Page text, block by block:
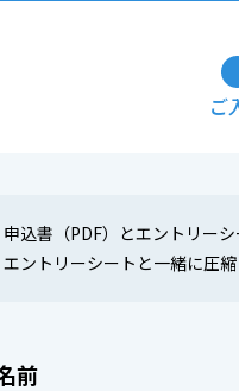
ご
申込書（PDF）とエントリー
エントリーシートと一緒に圧
前